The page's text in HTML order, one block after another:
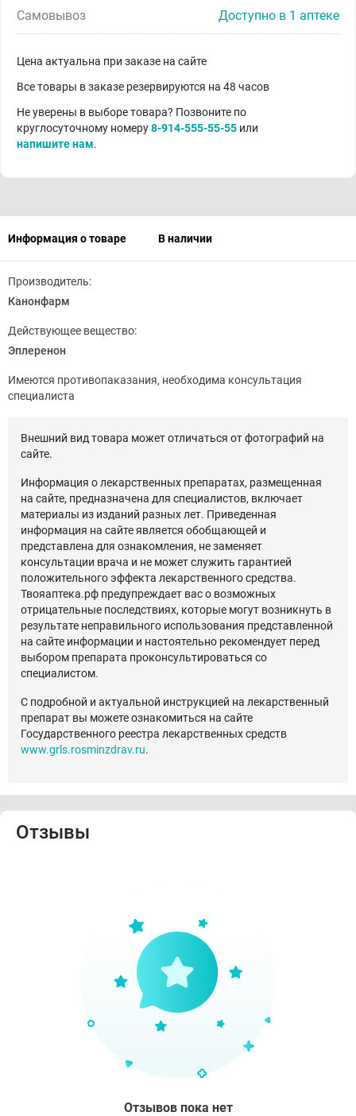
Самовывоз Доступно в 1 аптеке
Цена актуальна при заказе на сайте
Все товары в заказе резервируются на 48 часов
Не уверены в выборе товара? Позвоните по
круглосуточному номеру8-914-555-55-55 или
напишите нам.
Информация о товаре В наличии
Производитель:
Канонфарм
Действующее вещество:
Эплеренон
Имеются противопаказания, необходима консультация
специалиста
Внешний вид товара может отличаться от фотографий на
сайте.
Информация о лекарственных препаратах, размещенная
на сайте, предназначена для специалистов, включает
материалы из изданий разных лет. Приведенная
информация на сайте является обобщающей и
представлена для ознакомления, не заменяет
консультации врача и не может служить гарантией
положительного эффекта лекарственного средства.
Твояаптека.рф предупреждает вас о возможных
отрицательные последствиях, которые могут возникнуть в
результате неправильного использования представленной
на сайте информации и настоятельно рекомендует перед
выбором препарата проконсультироваться со
специалистом.
С подробной и актуальной инструкцией на лекарственный
препарат вы можете ознакомиться на сайте
Государственного реестра лекарственных средств
www.grls.rosminzdrav.ru.
Отзывы
Отзывов пока нет